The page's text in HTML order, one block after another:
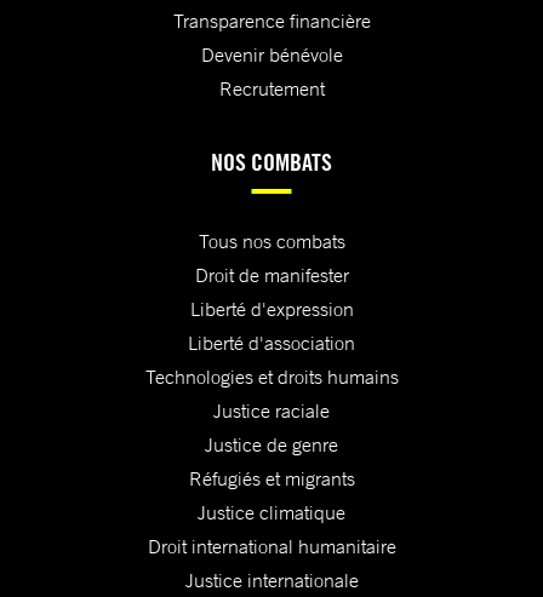
Transparence financière
Devenir bénévole
Recrutement
NOS COMBATS
Tous nos combats
Droit de manifester
Liberté d'expression
Liberté d'association
Technologies et droits humains
Justice raciale
Justice de genre
Réfugiés et migrants
Justice climatique
Droit international humanitaire
Justice internationale